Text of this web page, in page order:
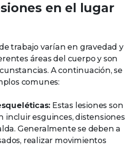
en el lugar
trabajo varían en gravedad y
áreas del cuerpo y son
A continuación, se
comunes:
Estas lesiones son
incluir esguinces, distensiones
Generalmente se deben a
realizar movimientos